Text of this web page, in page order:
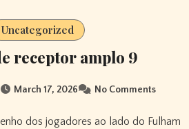
Uncategorized
receptor amplo 9
March 17, 2026 No Comments